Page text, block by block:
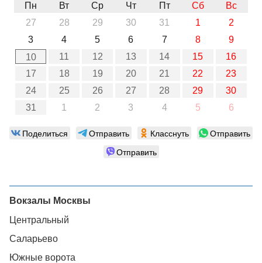
Пн
Вт Ср Чт Пт Сб
Вс
27
28 29 30 31 1
2
3
4 5 6 7 8
9
10
11 12 13 14 15
16
17
18 19 20 21 22
23
24
25 26 27 28 29
30
31
1 2 3 4 5 6
Поделиться Отправить Класснуть
Отправить
Отправить
Вокзалы Москвы
Центральный
Саларьево
Южные ворота